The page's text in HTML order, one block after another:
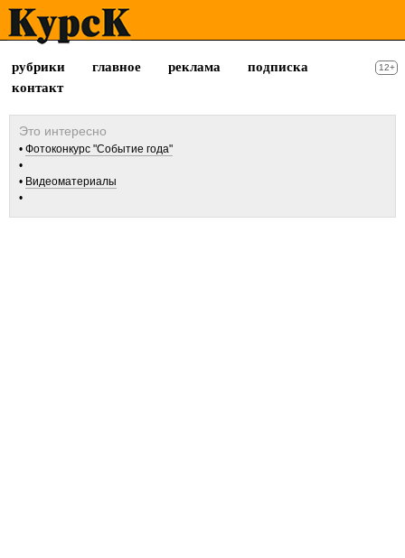
рубрики главное реклама
подписка
контакт
12+
Фотоконкурс "Событие года"
Видеоматериалы